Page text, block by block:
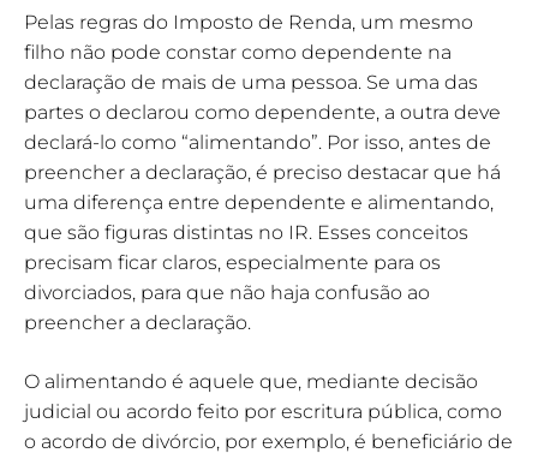
Pelas regras do Imposto de Renda, um mesmo
filho não pode constar como dependente na
declaração de mais de uma pessoa. Se uma das
partes o declarou como dependente, a outra deve
declará-lo como “alimentando”. Por isso, antes de
preencher a declaração, é preciso destacar que há
uma diferença entre dependente e alimentando,
que são figuras distintas no IR. Esses conceitos
precisam ficar claros, especialmente para os
divorciados, para que não haja confusão ao
preencher a declaração.
O alimentando é aquele que, mediante decisão
judicial ou acordo feito por escritura pública, como
o acordo de divórcio, por exemplo, é beneficiário de